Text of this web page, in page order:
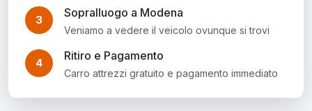
3
Sopralluogo a Modena
Veniamo a vedere il veicolo ovunque si trovi
4
Ritiro e Pagamento
Carro attrezzi gratuito e pagamento immediato